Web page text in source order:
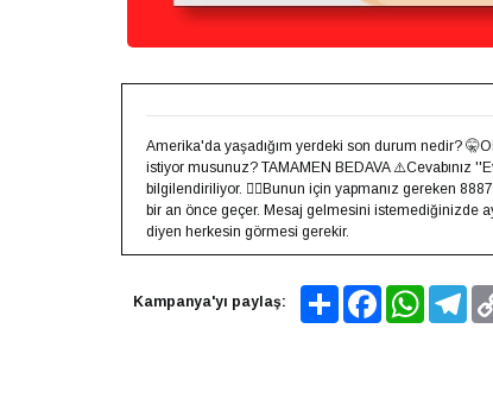
Amerika'da yaşadığım yerdeki son durum nedir?
istiyor musunuz? TAMAMEN BEDAVA ⚠️Cevabınız
bilgilendiriliyor. 👍🏻Bunun için yapmanız gereken
bir an önce geçer. Mesaj gelmesini istemediğinizde
diyen herkesin görmesi gerekir.
Kampanya'yı paylaş: Share FacebookWhatsApp